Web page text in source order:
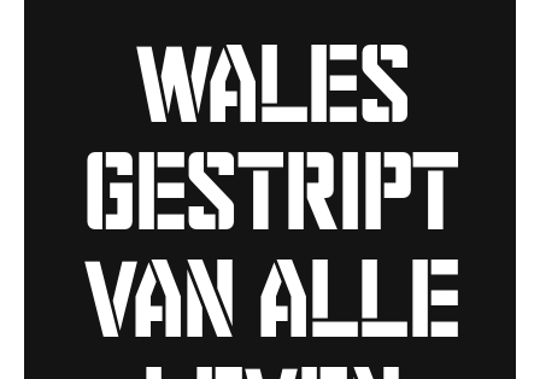
Wales
gestript
van alle